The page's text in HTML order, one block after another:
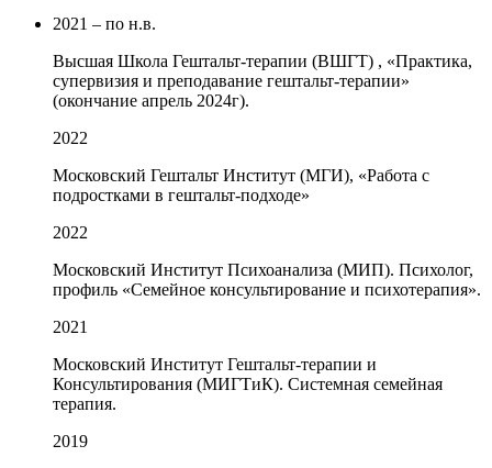
2021 – по н.в.
Высшая Школа Гештальт-терапии (ВШГТ) , «Практика,
супервизия и преподавание гештальт-терапии»
(окончание апрель 2024г).
2022
Московский Гештальт Институт (МГИ), «Работа с
подростками в гештальт-подходе»
2022
Московский Институт Психоанализа (МИП). Психолог,
профиль «Семейное консультирование и психотерапия».
2021
Московский Институт Гештальт-терапии и
Консультирования (МИГТиК). Системная семейная
терапия.
2019